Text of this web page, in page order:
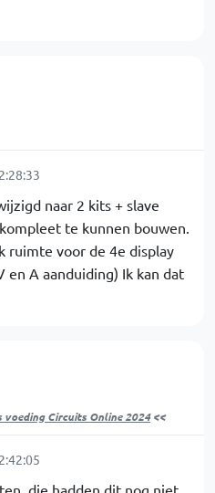
naar 2 kits + slave
te kunnen bouwen.
ruimte voor de 4e display
en A aanduiding) Ik kan dat
Circuits Online 2024<<